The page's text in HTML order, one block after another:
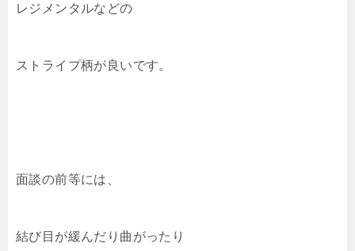
レジメンタルなどの
ストライプ柄が良いです。
面談の前等には、
結び目が緩んだり曲がったり